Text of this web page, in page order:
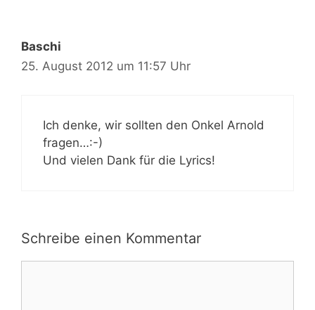
Baschi
25. August 2012 um 11:57 Uhr
Ich denke, wir sollten den Onkel Arnold
fragen…:-)
Und vielen Dank für die Lyrics!
Schreibe einen Kommentar